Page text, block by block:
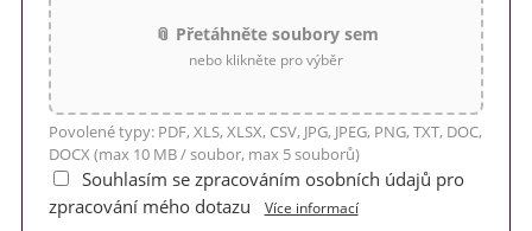
📎 Přetáhněte soubory sem
nebo klikněte pro výběr
Povolené typy: PDF, XLS, XLSX, CSV, JPG, JPEG, PNG, TXT, DOC,
DOCX (max 10 MB / soubor, max 5 souborů)
Souhlasím se zpracováním osobních údajů pro
zpracování mého dotazu
Více informací